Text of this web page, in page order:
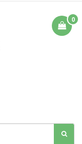
0
DAG TIL DAG LEVERING